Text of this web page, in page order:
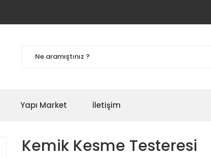
Yapı Market İletişim
Kemik Kesme Testeresi